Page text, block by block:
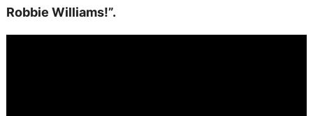
Robbie Williams!”.